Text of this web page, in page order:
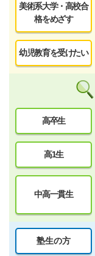
美術系大学・高校合
格をめざす
幼児教育を受けたい
高卒生
高1生
中高一貫生
塾生の方